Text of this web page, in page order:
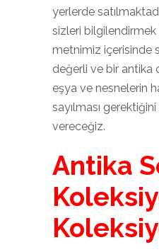
yerlerde
sizleri
metnimiz içerisinde
değerli ve bir antika
eşya ve nesnelerin
sayılması
vereceğiz.
Antika